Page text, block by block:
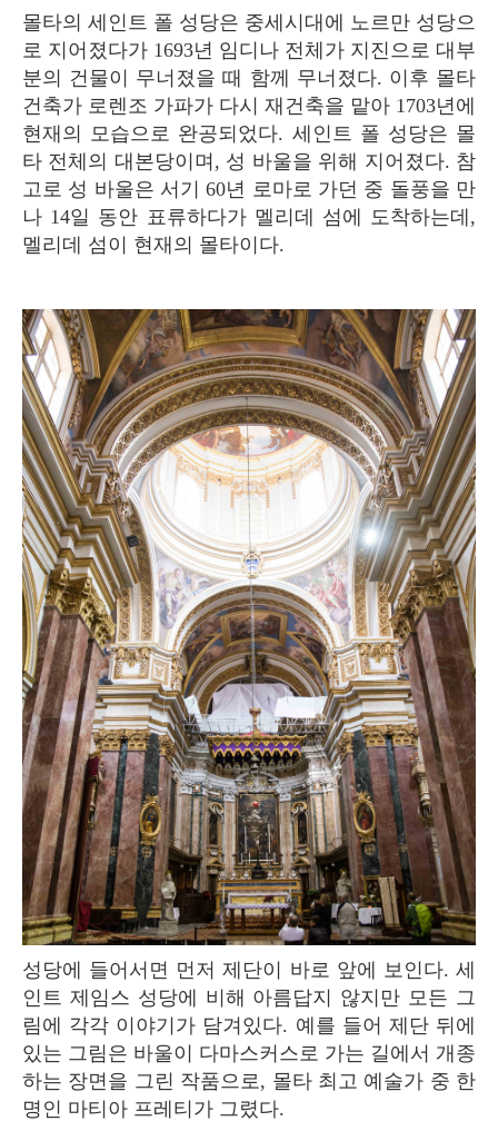
몰타의 세인트 폴 성당은 중세시대에 노르만 성당으
로 지어졌다가 1693년 임디나 전체가 지진으로 대부
분의 건물이 무너졌을 때 함께 무너졌다. 이후 몰타
건축가 로렌조 가파가 다시 재건축을 맡아 1703년에
현재의 모습으로 완공되었다. 세인트 폴 성당은 몰
타 전체의 대본당이며, 성 바울을 위해 지어졌다. 참
고로 성 바울은 서기 60년 로마로 가던 중 돌풍을 만
나 14일 동안 표류하다가 멜리데 섬에 도착하는데,
멜리데 섬이 현재의 몰타이다.
성당에 들어서면 먼저 제단이 바로 앞에 보인다. 세
인트 제임스 성당에 비해 아름답지 않지만 모든 그
림에 각각 이야기가 담겨있다. 예를 들어 제단 뒤에
있는 그림은 바울이 다마스커스로 가는 길에서 개종
하는 장면을 그린 작품으로, 몰타 최고 예술가 중 한
명인 마티아 프레티가 그렸다.